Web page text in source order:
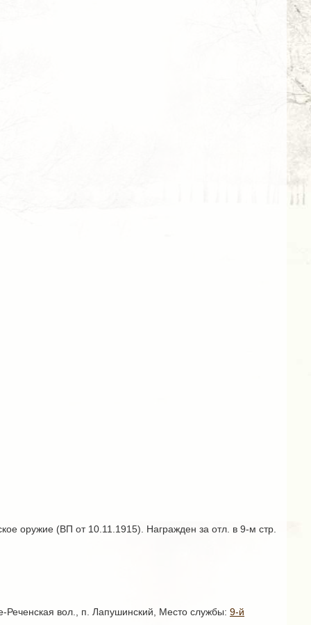
оружие (ВП от 10.11.1915). Награжден за отл. в 9-м стр.
Реченская вол., п. Лапушинский, Место службы: 9-й